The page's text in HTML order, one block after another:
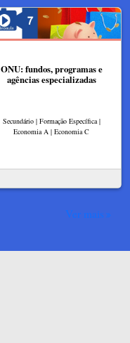
ONU: fundos, programas e
agências especializadas
Secundário | Formação Específica |
Economia A | Economia C
Ver mais